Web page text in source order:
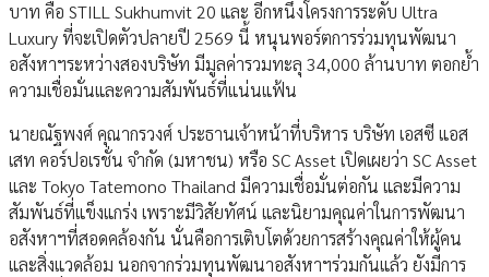
บาท คือ STILL Sukhumvit 20 และ อีกหนึ่งโครงการระดับ Ultra
Luxury ที่จะเปิดตัวปลายปี 2569 นี้ หนุนพอร์ตการร่วมทุนพัฒนา
อสังหาฯระหว่างสองบริษัท มีมูลค่ารวมทะลุ 34,000 ล้านบาท ตอกย้ำ
ความเชื่อมั่นและความสัมพันธ์ที่แน่นแฟ้น
นายณัฐพงศ์ คุณากรวงศ์ ประธานเจ้าหน้าที่บริหาร บริษัท เอสซี แอส
เสท คอร์ปอเรชั่น จำกัด (มหาชน) หรือ SC Asset เปิดเผยว่า SC Asset
และ Tokyo Tatemono Thailand มีความเชื่อมั่นต่อกัน และมีความ
สัมพันธ์ที่แข็งแกร่ง เพราะมีวิสัยทัศน์ และนิยามคุณค่าในการพัฒนา
อสังหาฯที่สอดคล้องกัน นั่นคือการเติบโตด้วยการสร้างคุณค่าให้ผู้คน
และสิ่งแวดล้อม นอกจากร่วมทุนพัฒนาอสังหาฯร่วมกันแล้ว ยังมีการ